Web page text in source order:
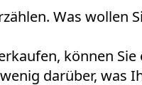
Was wollen
können
darüber, was